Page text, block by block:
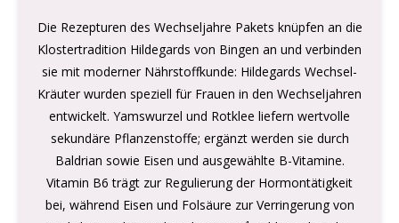
Die Rezepturen des Wechseljahre Pakets knüpfen an die
Klostertradition Hildegards von Bingen an und verbinden
sie mit moderner Nährstoffkunde: Hildegards Wechsel-
Kräuter wurden speziell für Frauen in den Wechseljahren
entwickelt. Yamswurzel und Rotklee liefern wertvolle
sekundäre Pflanzenstoffe; ergänzt werden sie durch
Baldrian sowie Eisen und ausgewählte B-Vitamine.
Vitamin B6 trägt zur Regulierung der Hormontätigkeit
bei, während Eisen und Folsäure zur Verringerung von